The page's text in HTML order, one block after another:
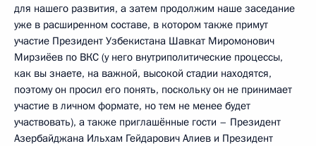
для нашего развития, а затем продолжим наше заседание
уже в расширенном составе, в котором также примут
участие Президент Узбекистана Шавкат Миромонович
Мирзиёев по ВКС (у него внутриполитические процессы,
как вы знаете, на важной, высокой стадии находятся,
поэтому он просил его понять, поскольку он не принимает
участие в личном формате, но тем не менее будет
участвовать), а также приглашённые гости – Президент
Азербайджана Ильхам Гейдарович Алиев и Президент